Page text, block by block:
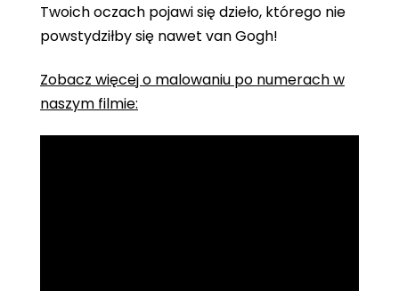
Twoich oczach pojawi się dzieło, którego nie
powstydziłby się nawet van Gogh!
Zobacz więcej o malowaniu po numerach w
naszym filmie: